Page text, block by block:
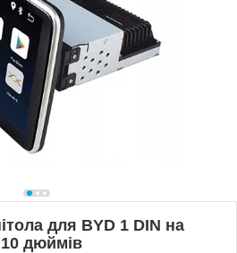
для BYD 1 DIN на
дюймів